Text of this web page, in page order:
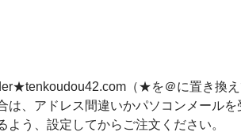
（★を＠に置き換え
は、アドレス間違いかパソコンメールを
う、設定してからご注文ください。